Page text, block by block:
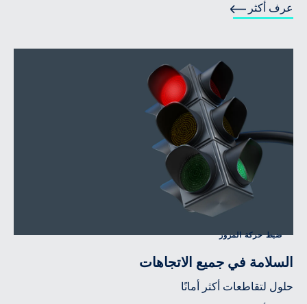
عرف أكثر
ضبط حركة المرور
السلامة في جميع الاتجاهات
حلول لتقاطعات أكثر أمانًا